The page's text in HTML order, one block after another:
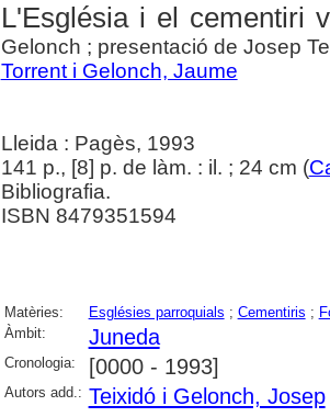
L'Església i el cementiri
Gelonch ; presentació de Josep
Torrent i Gelonch, Jaume
Lleida : Pagès, 1993
141 p., [8] p. de làm. : il. ; 24 cm (
Bibliografia.
ISBN 8479351594
Matèries: Esglésies parroquials ; Cementiris ;
Àmbit:
Juneda
Cronologia: [0000 - 1993]
Autors add.: Teixidó i Gelonch, Josep